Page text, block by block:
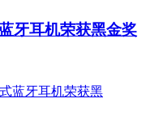
牙耳机荣获黑金奖